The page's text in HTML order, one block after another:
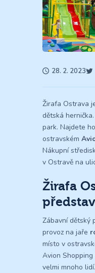
28. 2. 2023
Žirafa Ostrava
dětská
park. Najdete
ostravském
Nákupní
v Ostravě na
Žirafa
Zábavní dětský
provoz na jaře
místo v
Avion Shopping
velmi mnoho